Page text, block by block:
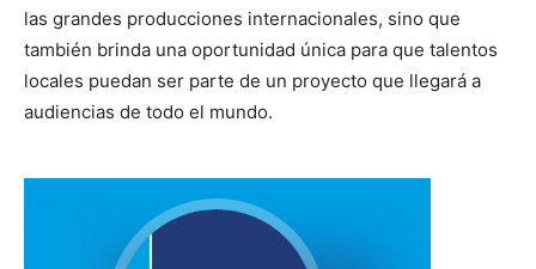
las grandes producciones internacionales, sino que
también brinda una oportunidad única para que talentos
locales puedan ser parte de un proyecto que llegará a
audiencias de todo el mundo.